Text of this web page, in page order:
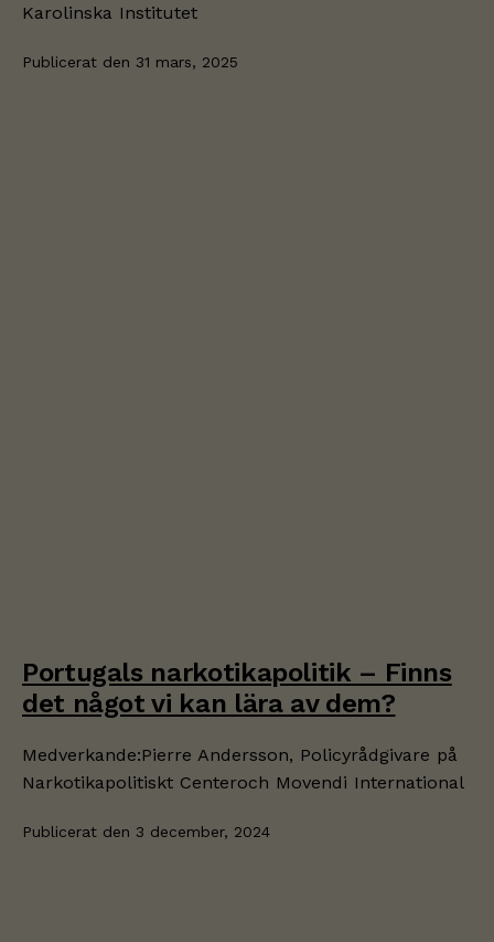
Karolinska Institutet
Publicerat den 31 mars, 2025
Portugals narkotikapolitik – Finns
det något vi kan lära av dem?
Medverkande:Pierre Andersson, Policyrådgivare på
Narkotikapolitiskt Centeroch Movendi International
Publicerat den 3 december, 2024